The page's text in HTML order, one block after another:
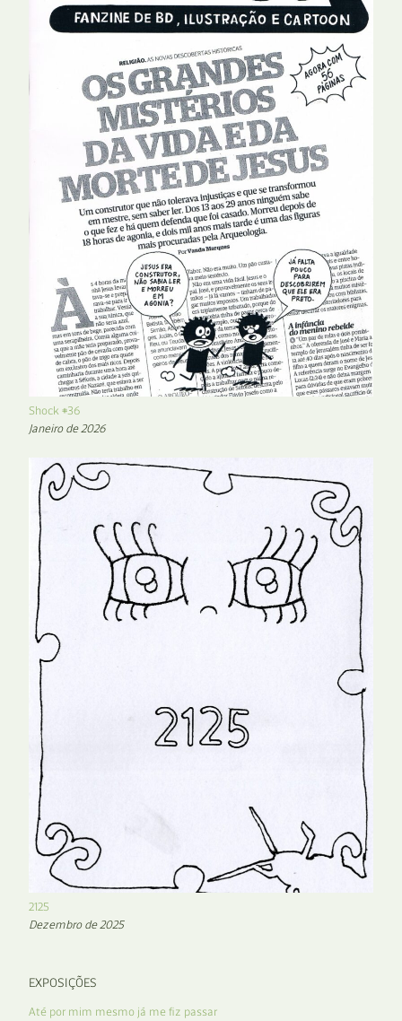
Shock #36
Janeiro de 2026
2125
Dezembro de 2025
EXPOSIÇÕES
Até por mim mesmo já me fiz passar